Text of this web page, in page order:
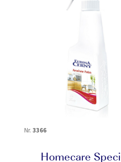
Nr. 3366
Homecare